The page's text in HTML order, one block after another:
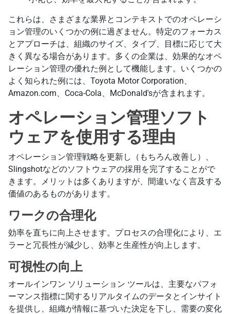
これらは、さまざまな業界とコンテキストでのオペレーシ
ョン管理のいくつかの例に過ぎません。特定のフォーカス
とアプローチは、組織のサイズ、タイプ、目標に応じて大
きく異なる場合があります。多くの企業は、効果的なオペ
レーション管理の優れた例として機能します。いくつかの
よく知られた例には、Toyota Motor Corporation、
Amazon.com、Coca-Cola、McDonald'sが含まれます。
オペレーション管理ソフト
ウェアを使用する理由
オペレーション管理戦略を更新し（もちろん改善し）、
Slingshotなどのソフトウェアの採用を完了することがで
きます。メリットは多くありますが、間違いなく言及する
価値のあるものがあります。
ワークの合理化
効率を直ちに向上させます。プロセスの合理化により、エ
ラーと冗長性が減少し、効率と生産性が向上します。
可視性の向上
オールインワン ソリューション ツールは、主要なパフォ
ーマンス指標に関するリアルタイムのデータとインサイト
を提供し、組織が情報に基づいた決定を下し、需要の変化